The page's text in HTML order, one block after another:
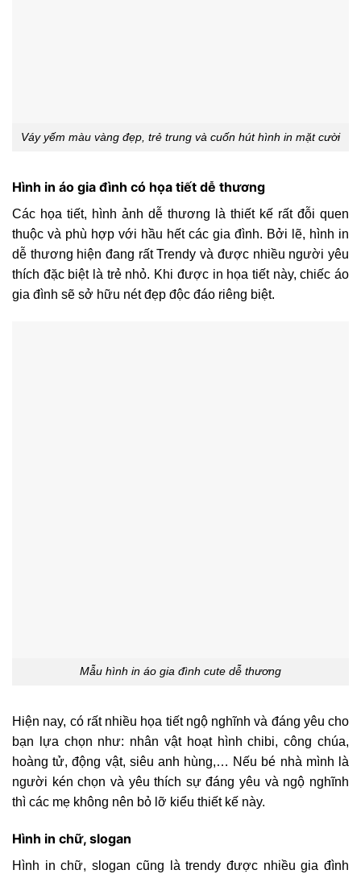
Váy yếm màu vàng đẹp, trẻ trung và cuốn hút hình in mặt cười
Hình in áo gia đình có họa tiết dễ thương
Các họa tiết, hình ảnh dễ thương là thiết kế rất đỗi quen
thuộc và phù hợp với hầu hết các gia đình. Bởi lẽ, hình in
dễ thương hiện đang rất Trendy và được nhiều người yêu
thích đặc biệt là trẻ nhỏ. Khi được in họa tiết này, chiếc áo
gia đình sẽ sở hữu nét đẹp độc đáo riêng biệt.
Mẫu hình in áo gia đình cute dễ thương
Hiện nay, có rất nhiều họa tiết ngộ nghĩnh và đáng yêu cho
bạn lựa chọn như: nhân vật hoạt hình chibi, công chúa,
hoàng tử, động vật, siêu anh hùng,… Nếu bé nhà mình là
người kén chọn và yêu thích sự đáng yêu và ngộ nghĩnh
thì các mẹ không nên bỏ lỡ kiểu thiết kế này.
Hình in chữ, slogan
Hình in chữ, slogan cũng là trendy được nhiều gia đình